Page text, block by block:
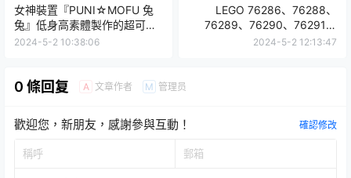
女神裝置『PUNI☆MOFU 兔
兔』低身高素體製作的超可愛
兔娘登場！
2024-5-2 10:38:06
LEGO 76286、76288、
76289、76290、76291、
76297 漫威超級英雄系列六款
2024-5-2 12:13:47
0 條回复 A 文章作者 M 管理员
歡迎您，新朋友，感謝參與互動！ 確認修改